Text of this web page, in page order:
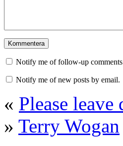
Notify me of follow-up
Notify me of new posts by email.
« Please
» Terry Wogan